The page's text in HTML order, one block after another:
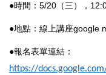
●時間：5/20（三），
●地點：線上講座google
●報名表單連結：
https://